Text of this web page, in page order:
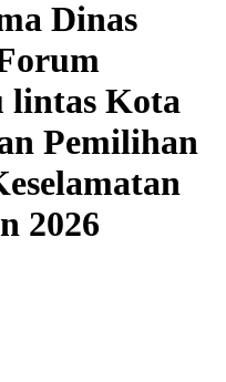
Dinas
lintas Kota
Pemilihan
2026